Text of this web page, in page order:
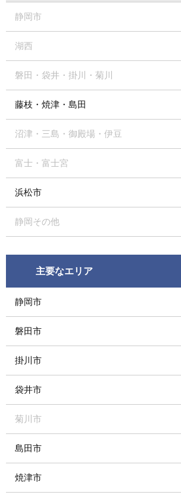
静岡市
湖西
磐田・袋井・掛川・菊川
藤枝・焼津・島田
沼津・三島・御殿場・伊豆
富士・富士宮
浜松市
静岡その他
主要なエリア
静岡市
磐田市
掛川市
袋井市
菊川市
島田市
焼津市